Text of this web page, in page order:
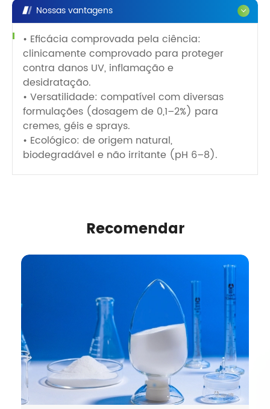
Nossas vantagens
• Eficácia comprovada pela ciência:
clinicamente comprovado para proteger
contra danos UV, inflamação e
desidratação.
• Versatilidade: compatível com diversas
formulações (dosagem de 0,1–2%) para
cremes, géis e sprays.
• Ecológico: de origem natural,
biodegradável e não irritante (pH 6–8).
Recomendar